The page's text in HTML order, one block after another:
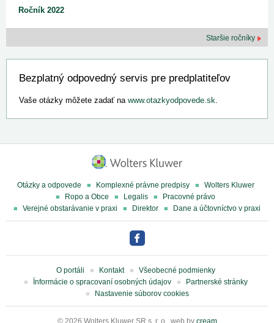
Ročník 2022
Staršie ročníky
Bezplatný odpovedný servis pre predplatiteľov
Vaše otázky môžete zadať na www.otazkyodpovede.sk.
Otázky a odpovede Komplexné právne predpisy
Wolters Kluwer
Ropo a Obce
Legalis
Pracovné právo
Verejné obstarávanie v praxi
Direktor Dane a účtovníctvo v praxi
O portáli Kontakt
Všeobecné podmienky
Ïnformácie o spracovaní osobných údajov
Partnerské stránky
Nastavenie súborov cookies